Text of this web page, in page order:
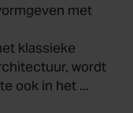
met
klassieke
wordt
ook in het ...